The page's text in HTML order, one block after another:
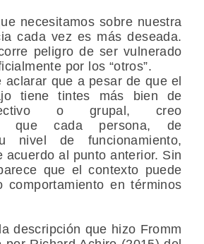
necesitamos sobre nuestra
cada vez es más deseada.
peligro de ser vulnerado
por los “otros”.
aclarar que a pesar de que el
tiene tintes más bien de
o grupal, creo
que cada persona, de
nivel de funcionamiento,
acuerdo al punto anterior. Sin
que el contexto puede
comportamiento en términos
descripción que hizo Fromm